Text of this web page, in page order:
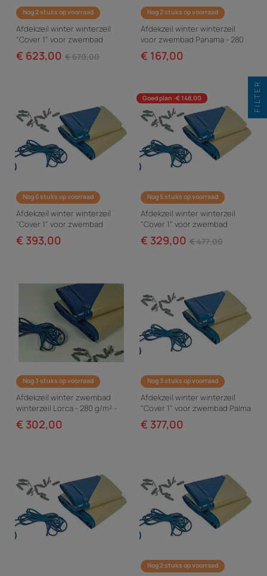
Nog 2 stuks op voorraad
Afdekzeil winter winterzeil
"Cover 1" voor zwembad
Bogota - 580 g/m² - Blauw
€ 623,00 € 670,00
Nog 2 stuks op voorraad
Afdekzeil winter winterzeil
voor zwembad Panama - 280
g/m² - Blauw
€ 167,00
Nog 6 stuks op voorraad
Afdekzeil winter winterzeil
"Cover 1" voor zwembad
Panama - 580 g/m² - Blauw
€ 393,00
Goed plan -€ 148,00
Nog 5 stuks op voorraad
Afdekzeil winter winterzeil
"Cover 1" voor zwembad
Tobago - 580 g/m² - Blauw
€ 329,00 € 477,00
Nog 3 stuks op voorraad
Afdekzeil winter zwembad
winterzeil Lorca - 280 g/m² -
Blauw
€ 302,00
Nog 3 stuks op voorraad
Afdekzeil winter winterzeil
"Cover 1" voor zwembad Palma
/ Havana - 580 g/m² - Blauw
€ 377,00
Nog 2 stuks op voorraad
FILTER